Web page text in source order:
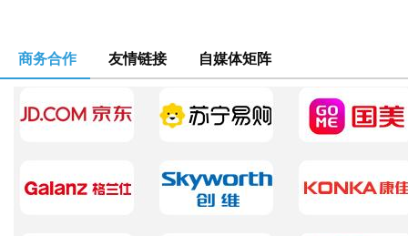
商务合作 友情链接 自媒体矩阵